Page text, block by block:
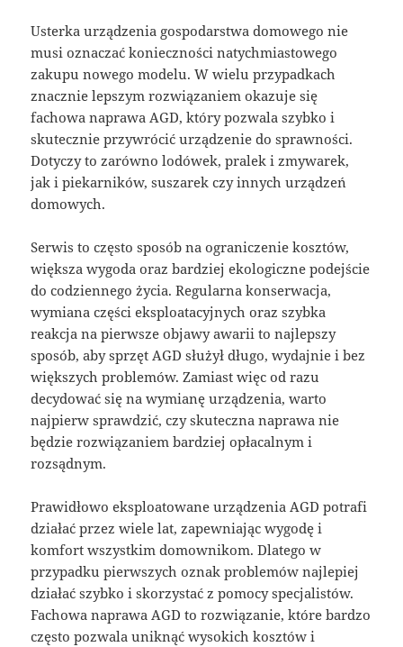
Usterka urządzenia gospodarstwa domowego nie
musi oznaczać konieczności natychmiastowego
zakupu nowego modelu. W wielu przypadkach
znacznie lepszym rozwiązaniem okazuje się
fachowa naprawa AGD, który pozwala szybko i
skutecznie przywrócić urządzenie do sprawności.
Dotyczy to zarówno lodówek, pralek i zmywarek,
jak i piekarników, suszarek czy innych urządzeń
domowych.
Serwis to często sposób na ograniczenie kosztów,
większa wygoda oraz bardziej ekologiczne podejście
do codziennego życia. Regularna konserwacja,
wymiana części eksploatacyjnych oraz szybka
reakcja na pierwsze objawy awarii to najlepszy
sposób, aby sprzęt AGD służył długo, wydajnie i bez
większych problemów. Zamiast więc od razu
decydować się na wymianę urządzenia, warto
najpierw sprawdzić, czy skuteczna naprawa nie
będzie rozwiązaniem bardziej opłacalnym i
rozsądnym.
Prawidłowo eksploatowane urządzenia AGD potrafi
działać przez wiele lat, zapewniając wygodę i
komfort wszystkim domownikom. Dlatego w
przypadku pierwszych oznak problemów najlepiej
działać szybko i skorzystać z pomocy specjalistów.
Fachowa naprawa AGD to rozwiązanie, które bardzo
często pozwala uniknąć wysokich kosztów i